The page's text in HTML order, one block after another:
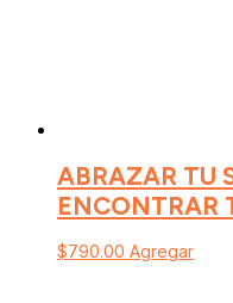
ABRAZAR TU
ENCONTRAR
$790.00 Agregar